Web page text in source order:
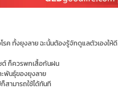
รค ทั้งยุงลาย ฉะนั้นต้องรู้จักดูแลตัวเองให้
ต์ ก็ควรพกเสื้อกันฝน
ะพันธุ์ของยุงลาย
สามารถใช้ได้ทันที